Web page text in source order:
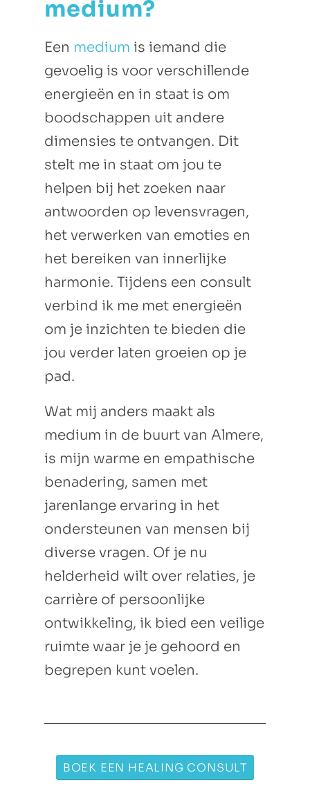
medium?
Een medium is iemand die
gevoelig is voor verschillende
energieën en in staat is om
boodschappen uit andere
dimensies te ontvangen. Dit
stelt me in staat om jou te
helpen bij het zoeken naar
antwoorden op levensvragen,
het verwerken van emoties en
het bereiken van innerlijke
harmonie. Tijdens een consult
verbind ik me met energieën
om je inzichten te bieden die
jou verder laten groeien op je
pad.
Wat mij anders maakt als
medium in de buurt van Almere,
is mijn warme en empathische
benadering, samen met
jarenlange ervaring in het
ondersteunen van mensen bij
diverse vragen. Of je nu
helderheid wilt over relaties, je
carrière of persoonlijke
ontwikkeling, ik bied een veilige
ruimte waar je je gehoord en
begrepen kunt voelen.
BOEK EEN HEALING CONSULT